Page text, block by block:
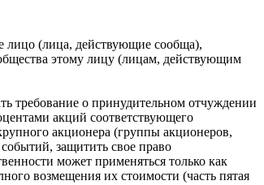
лицо (лица, действующие сообща),
этому лицу (лицам, действующим
требование о принудительном отчуждении
акций соответствующего
акционера (группы акционеров,
защитить свое право
может применяться только как
возмещения их стоимости (часть пятая